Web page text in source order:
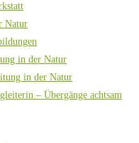
Natur
in der Natur
in der Natur
– Übergänge achtsam